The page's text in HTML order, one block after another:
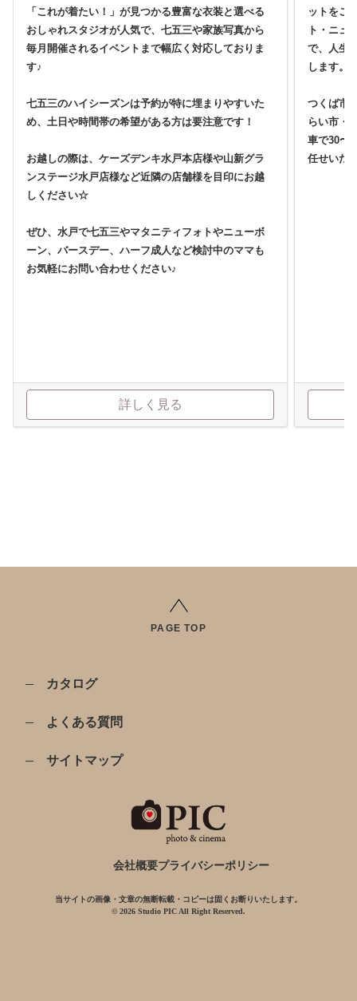
「これが着たい！」が見つかる豊富な衣装と選べる
おしゃれスタジオが人気で、七五三や家族写真から
毎月開催されるイベントまで幅広く対応しておりま
す♪
七五三のハイシーズンは予約が特に埋まりやすいた
め、土日や時間帯の希望がある方は要注意です！
お越しの際は、ケーズデンキ水戸本店様や山新グラ
ンステージ水戸店様など近隣の店舗様を目印にお越
しください☆
ぜひ、水戸で七五三やマタニティフォトやニューボ
ーン、バースデー、ハーフ成人など検討中のママも
お気軽にお問い合わせください♪
詳しく見る
ットをご
ト・ニュ
で、人生
します。
つくば市
らい市・
車で30〜
任せいた
PAGE TOP
カタログ
よくある質問
サイトマップ
会社概要プライバシーポリシー
当サイトの画像・文章の無断転載・コピーは固くお断りいたします。
© 2026 Studio PIC All Right Reserved.